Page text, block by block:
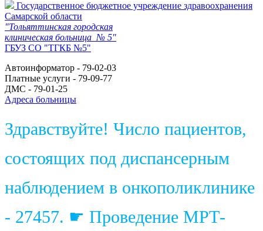
Государственное бюджетное учреждение здравоохранения
Самарской области
"Тольяттинская городская
клиническая больница № 5"
ГБУЗ СО "ТГКБ №5"
Автоинформатор - 79-02-03
Платные услуги - 79-09-77
ДМС - 79-01-25
Адреса больницы
Здравствуйте! Число пациентов,
состоящих под диспансерным
наблюдением в онкополиклинике
- 27457. ☛ Проведение МРТ-